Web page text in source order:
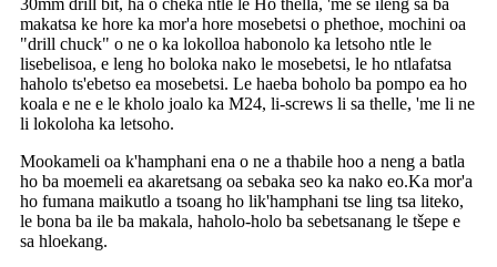
makatsa ke hore ka mor'a hore mosebetsi o phethoe, mochini oa
"drill chuck" o ne o ka lokolloa habonolo ka letsoho ntle le
lisebelisoa, e leng ho boloka nako le mosebetsi, le ho ntlafatsa
haholo ts'ebetso ea mosebetsi. Le haeba boholo ba pompo ea ho
koala e ne e le kholo joalo ka M24, li-screws li sa thelle, 'me li ne
li lokoloha ka letsoho.
Mookameli oa k'hamphani ena o ne a thabile hoo a neng a batla
ho ba moemeli ea akaretsang oa sebaka seo ka nako eo.Ka mor'a
ho fumana maikutlo a tsoang ho lik'hamphani tse ling tsa liteko,
le bona ba ile ba makala, haholo-holo ba sebetsanang le tšepe e
sa hloekang.